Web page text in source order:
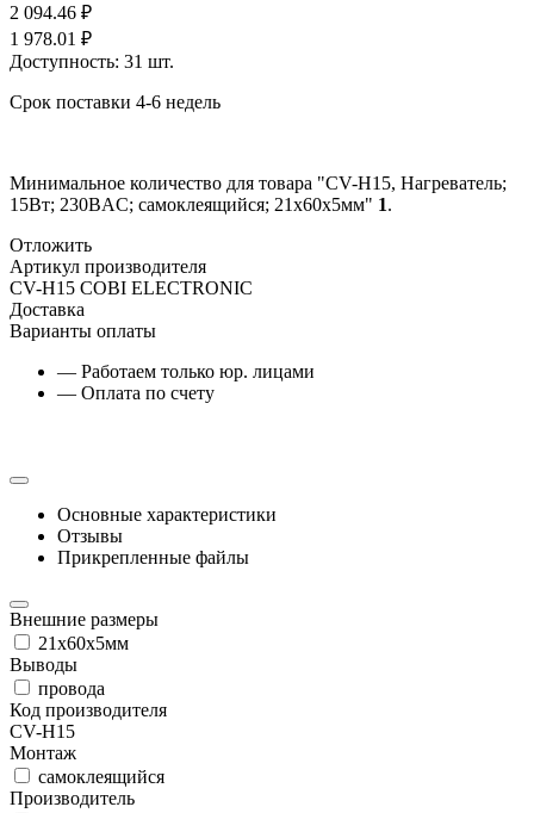
2 094.46 ₽
1 978.01 ₽
Доступность: 31 шт.
Срок поставки 4-6 недель
Минимальное количество для товара "CV-H15, Нагреватель;
15Вт; 230ВAC; самоклеящийся; 21x60x5мм" 1.
Отложить
Артикул производителя
CV-H15 COBI ELECTRONIC
Доставка
Варианты оплаты
— Работаем только юр. лицами
— Оплата по счету
Основные характеристики
Отзывы
Прикрепленные файлы
Внешние размеры
21x60x5мм
Выводы
провода
Код производителя
CV-H15
Монтаж
самоклеящийся
Производитель